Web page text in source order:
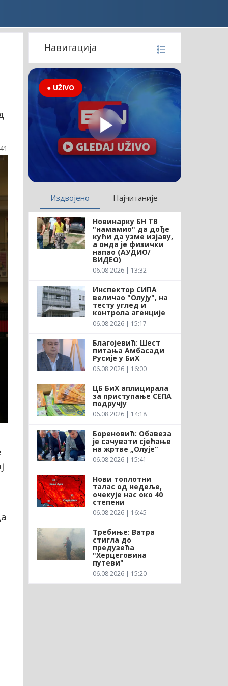
Навигација
● UŽIVO
Издвојено Најчитаније
Новинарку БН ТВ
"намамио" да дође
кући да узме изјаву,
а онда је физички
напао (АУДИО/
ВИДЕО)
06.08.2026 | 13:32
Инспектор СИПА
величао "Олују", на
тесту углед и
контрола агенције
06.08.2026 | 15:17
Благојевић: Шест
питања Амбасади
Русије у БиХ
06.08.2026 | 16:00
ЦБ БиХ аплицирала
за приступање СЕПА
подручју
06.08.2026 | 14:18
Бореновић: Обавеза
је сачувати сјећање
на жртве „Олује“
06.08.2026 | 15:41
Нови топлотни
талас од недеље,
очекује нас око 40
степени
06.08.2026 | 16:45
Требиње: Ватра
стигла до
предузећа
"Херцеговина
путеви"
06.08.2026 | 15:20